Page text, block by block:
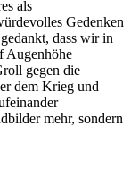
als
Gedenken
dass wir in
Augenhöhe
gegen die
dem Krieg und
mehr, sondern